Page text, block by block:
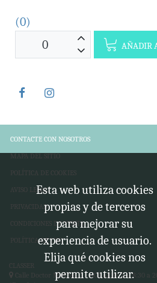
(0)
AÑADIR
CONTACTE CON NOSOTROS
MAPA DEL SITIO
POLÍTICA DE COOKIES
AVISO LEGAL
PRIVACIDAD
CONDICIONES DE VENTA
POLÍTICA DE USO
CLASSER
Calle Doctor Moliner, 3 - HORARIO: L-V 8:30 a
Esta web utiliza cookies
propias y de terceros
para mejorar su
experiencia de usuario.
Elija qué cookies nos
permite utilizar.